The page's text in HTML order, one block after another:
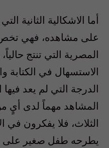
أما الاشكالية الثانية
على مشاهده، فهي تخص
المصرية التي تنتج
الاستسهال في الكتابة
الدرجة التي لم يعد
المشاهد مهماً لدى أيٍ
الثلاث، فلا يفكرون في
يطرحه طفل صغير على